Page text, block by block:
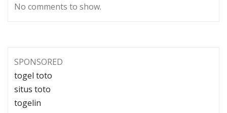
No comments to show.
SPONSORED
togel toto
situs toto
togelin